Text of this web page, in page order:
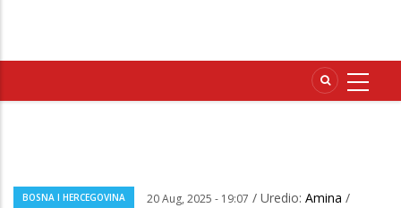
BOSNA I HERCEGOVINA 20 Aug, 2025 - 19:07 / Uredio: Amina /